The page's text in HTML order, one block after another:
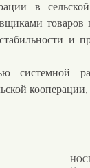
в
и
системной